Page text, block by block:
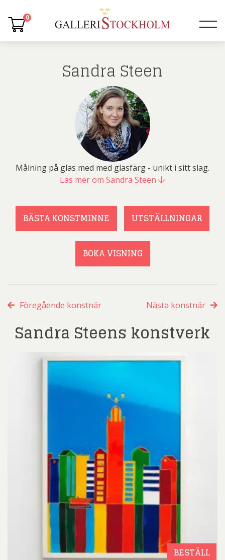
0
Sandra Steen
Målning på glas med med glasfärg - unikt i sitt slag.
Läs mer om Sandra Steen
BÄSTA KONSTMINNE UTSTÄLLNINGAR
BOKA VISNING
Föregående konstnär Nästa konstnär
Sandra Steens konstverk
BESTÄLL